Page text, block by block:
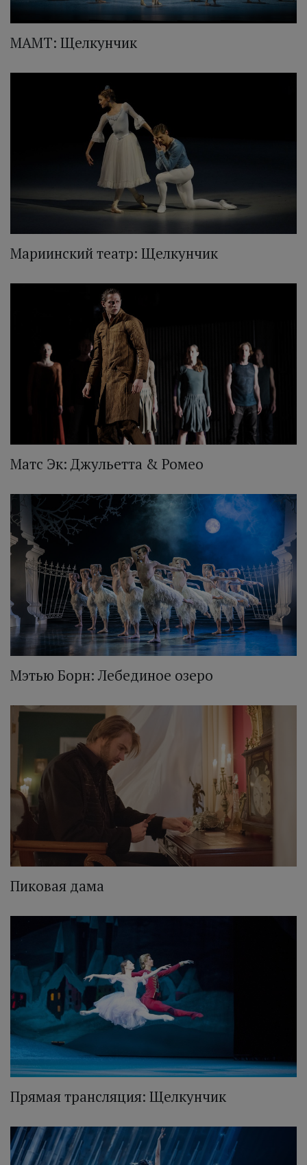
МАМТ: Щелкунчик
Мариинский театр: Щелкунчик
Матс Эк: Джульетта & Ромео
Мэтью Борн: Лебединое озеро
Пиковая дама
Прямая трансляция: Щелкунчик